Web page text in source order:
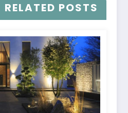
RELATED POSTS